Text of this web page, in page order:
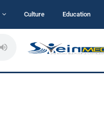
Culture Education
BUKAVU : TALITHA KOUMI